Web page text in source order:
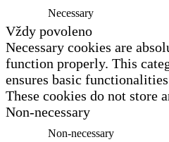
Necessary
Vždy povoleno
Necessary cookies are
function properly. This
ensures basic
These cookies do not store
Non-necessary
Non-necessary